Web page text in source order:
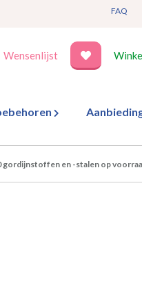
FAQ
Wensenlijst
gordijnstoffen en -stalen op